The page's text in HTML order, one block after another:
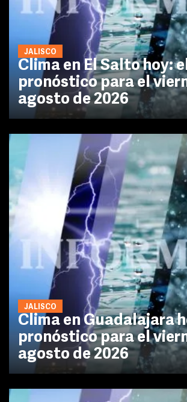
JALISCO
Clima en El Salto hoy:
pronóstico para el
agosto de 2026
JALISCO
Clima en Guadalajara
pronóstico para el
agosto de 2026